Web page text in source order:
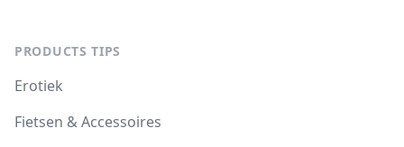
PRODUCTS TIPS
Erotiek
Fietsen & Accessoires